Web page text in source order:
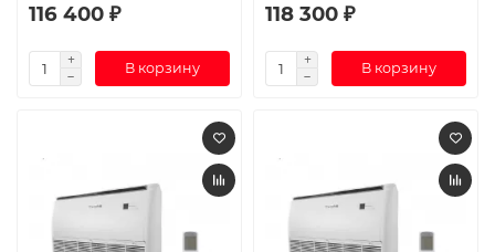
116 400 ₽
В корзину
118 300 ₽
В корзину